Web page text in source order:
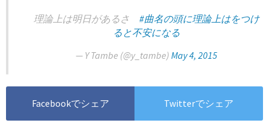
理論上は明日があるさ #曲名の頭に理論上はをつけ
ると不安になる
— Y Tambe (@y_tambe) May 4, 2015
Facebookでシェア Twitterでシェア